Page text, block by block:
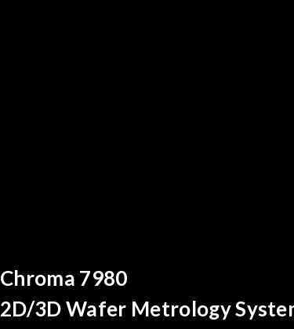
Chroma's Reliability Test
Solutions for SiPh/PIC